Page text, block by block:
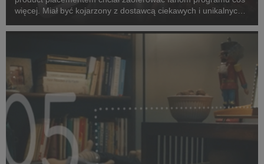
więcej. Miał być kojarzony z dostawcą ciekawych i unikalnych
Voice of Poland.